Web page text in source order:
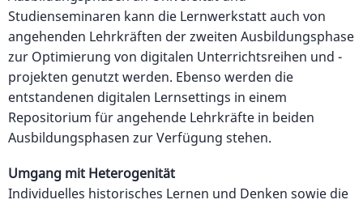
Studienseminaren kann die Lernwerkstatt auch von
angehenden Lehrkräften der zweiten Ausbildungsphase
zur Optimierung von digitalen Unterrichtsreihen und -
projekten genutzt werden. Ebenso werden die
entstandenen digitalen Lernsettings in einem
Repositorium für angehende Lehrkräfte in beiden
Ausbildungsphasen zur Verfügung stehen.
Umgang mit Heterogenität
Individuelles historisches Lernen und Denken sowie die